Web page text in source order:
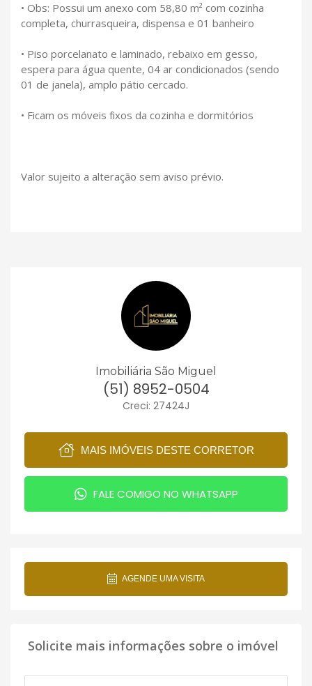
• Obs: Possui um anexo com 58,80 m² com cozinha
completa, churrasqueira, dispensa e 01 banheiro
• Piso porcelanato e laminado, rebaixo em gesso,
espera para água quente, 04 ar condicionados (sendo
01 de janela), amplo pátio cercado.
• Ficam os móveis fixos da cozinha e dormitórios
Valor sujeito a alteração sem aviso prévio.
Imobiliária São Miguel
(51) 8952-0504
Creci: 27424J
MAIS IMÓVEIS DESTE CORRETOR
FALE COMIGO NO WHATSAPP
AGENDE UMA VISITA
Solicite mais informações sobre o imóvel